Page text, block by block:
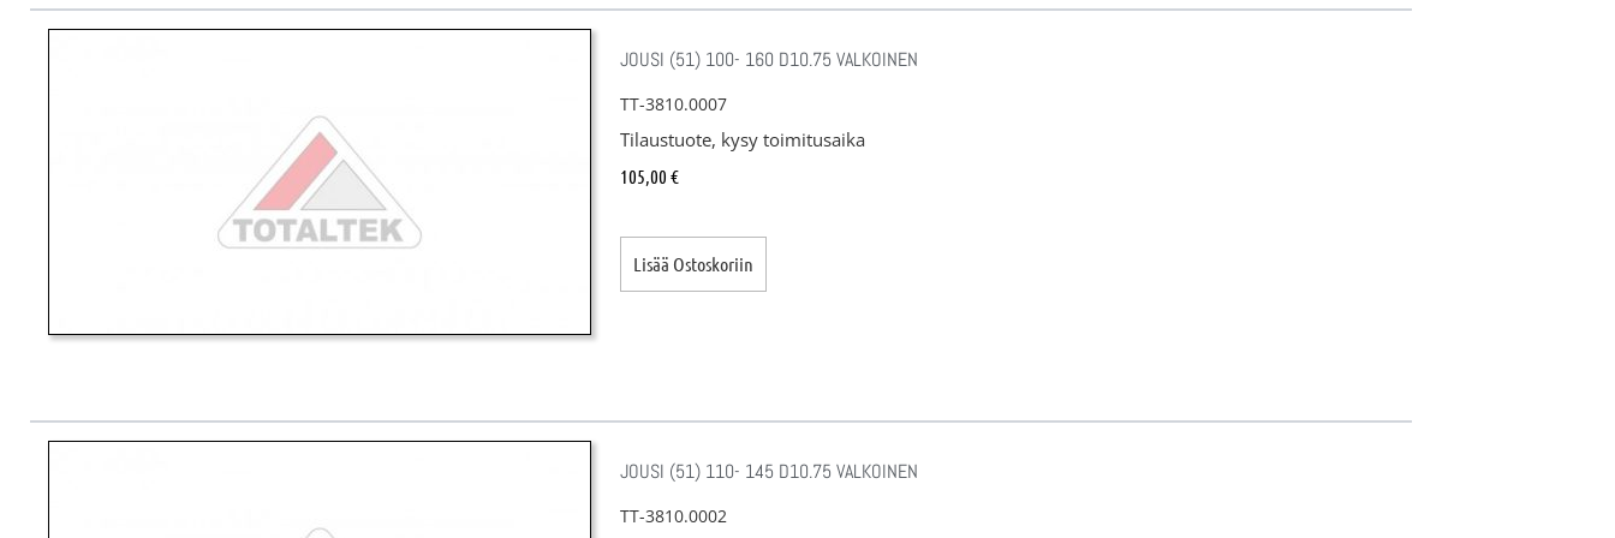
JOUSI (51) 100- 160 D10.75 VALKOINEN
TT-3810.0007
Tilaustuote, kysy toimitusaika
105,00 €
Lisää Ostoskoriin
JOUSI (51) 110- 145 D10.75 VALKOINEN
TT-3810.0002